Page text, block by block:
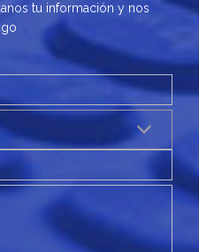
tu información y nos